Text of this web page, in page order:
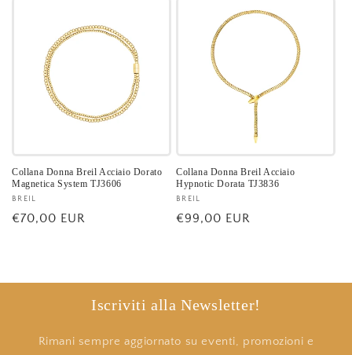
Collana Donna Breil Acciaio Dorato
Magnetica System TJ3606
Fornitore:
BREIL
Prezzo
€70,00 EUR
Collana Donna Breil Acciaio
Hypnotic Dorata TJ3836
Fornitore:
BREIL
Prezzo
€99,00 EUR
Iscriviti alla Newsletter!
Rimani sempre aggiornato su eventi, promozioni e